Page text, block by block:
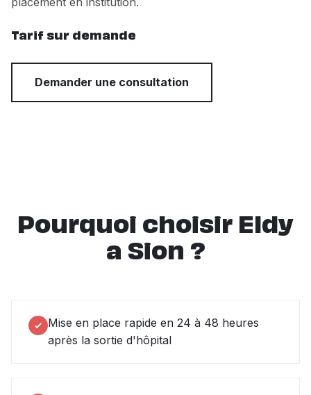
Tarif sur demande
Demander une consultation
Pourquoi choisir Eldy
a Sion ?
Mise en place rapide en 24 à 48 heures
après la sortie d'hôpital